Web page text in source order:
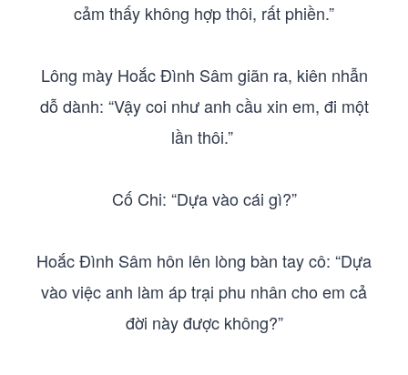
cảm thấy không hợp thôi, rất phiền.”
Lông mày Hoắc Đình Sâm giãn ra, kiên nhẫn
dỗ dành: “Vậy coi như anh cầu xin em, đi một
lần thôi.”
Cố Chi: “Dựa vào cái gì?”
Hoắc Đình Sâm hôn lên lòng bàn tay cô: “Dựa
vào việc anh làm áp trại phu nhân cho em cả
đời này được không?”